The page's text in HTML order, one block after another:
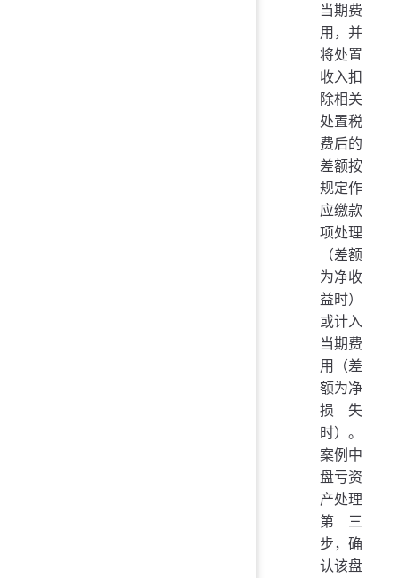
当期费
用，并
将处置
收入扣
除相关
处置税
费后的
差额按
规定作
应缴款
项处理
（差额
为净收
益时）
或计入
当期费
用（差
额为净
损失
时）。
案例中
盘亏资
产处理
第三
步，确
认该盘